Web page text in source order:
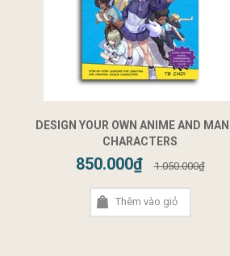
DESIGN YOUR OWN ANIME AND
CHARACTERS
850.000₫ 1.050.000₫
Thêm vào giỏ